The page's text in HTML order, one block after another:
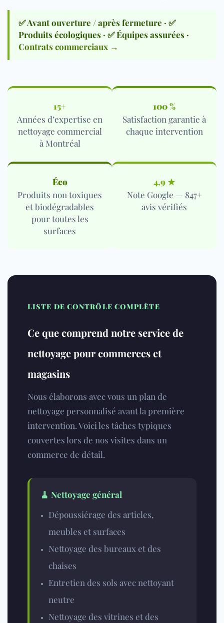
✅ Avant ouverture / après fermeture · ✅
Produits écologiques · ✅ Équipes assurées ·
Contrats commerciaux →
15+
Années d’expertise en
nettoyage commercial
à Montréal
100 %
Satisfaction garantie à
chaque intervention
Éco
Produits non toxiques
et biodégradables
pour toutes les
surfaces
4,9 ★
Note Google — 847+
avis vérifiés
LISTE DE CONTRÔLE COMPLÈTE
Ce que comprend notre service de
nettoyage pour commerces et
magasins
Nous élaborons avec vous un plan de
nettoyage personnalisé avant la première
intervention. Voici les tâches typiques
couvertes lors de nos visites dans un
commerce de détail.
🧹 Nettoyage général
Dépoussiérage des articles,
meubles et surfaces
Nettoyage des bureauxet des
chaises
Entretien des sols avec nettoyant
neutre
Nettoyage des vitrines et des